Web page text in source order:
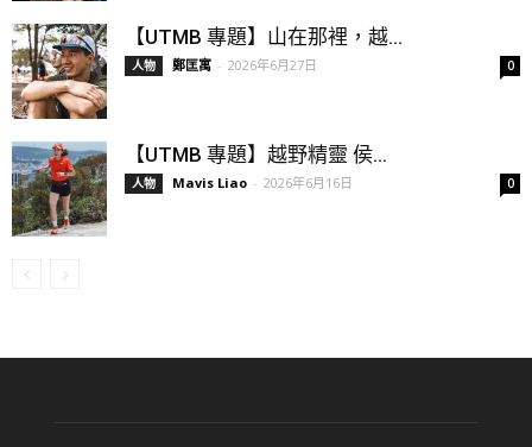
【UTMB 專題】山在那裡，越...
人物 鄭匡寓 - 2026年6月27日 0
【UTMB 專題】越野精靈 侯...
人物 Mavis Liao - 2026年6月16日 0